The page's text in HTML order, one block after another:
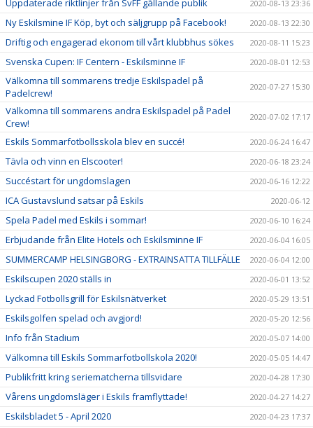
Uppdaterade riktlinjer från SvFF gällande publik 2020-08-13 23:36
Ny Eskilsmine IF Köp, byt och säljgrupp på Facebook! 2020-08-13 22:30
Driftig och engagerad ekonom till vårt klubbhus sökes 2020-08-11 15:23
Svenska Cupen: IF Centern - Eskilsminne IF 2020-08-01 12:53
Välkomna till sommarens tredje Eskilspadel på
Padelcrew!
2020-07-27 15:30
Välkomna till sommarens andra Eskilspadel på Padel
Crew!
2020-07-02 17:17
Eskils Sommarfotbollsskola blev en succé! 2020-06-24 16:47
Tävla och vinn en Elscooter! 2020-06-18 23:24
Succéstart för ungdomslagen 2020-06-16 12:22
ICA Gustavslund satsar på Eskils 2020-06-12
Spela Padel med Eskils i sommar! 2020-06-10 16:24
Erbjudande från Elite Hotels och Eskilsminne IF 2020-06-04 16:05
SUMMERCAMP HELSINGBORG - EXTRAINSATTA TILLFÄLLE 2020-06-04 12:00
Eskilscupen 2020 ställs in 2020-06-01 13:52
Lyckad Fotbollsgrill för Eskilsnätverket 2020-05-29 13:51
Eskilsgolfen spelad och avgjord! 2020-05-20 12:56
Info från Stadium 2020-05-07 14:00
Välkomna till Eskils Sommarfotbollskola 2020! 2020-05-05 14:47
Publikfritt kring seriematcherna tillsvidare 2020-04-28 17:30
Vårens ungdomsläger i Eskils framflyttade! 2020-04-27 14:27
Eskilsbladet 5 - April 2020 2020-04-23 17:37